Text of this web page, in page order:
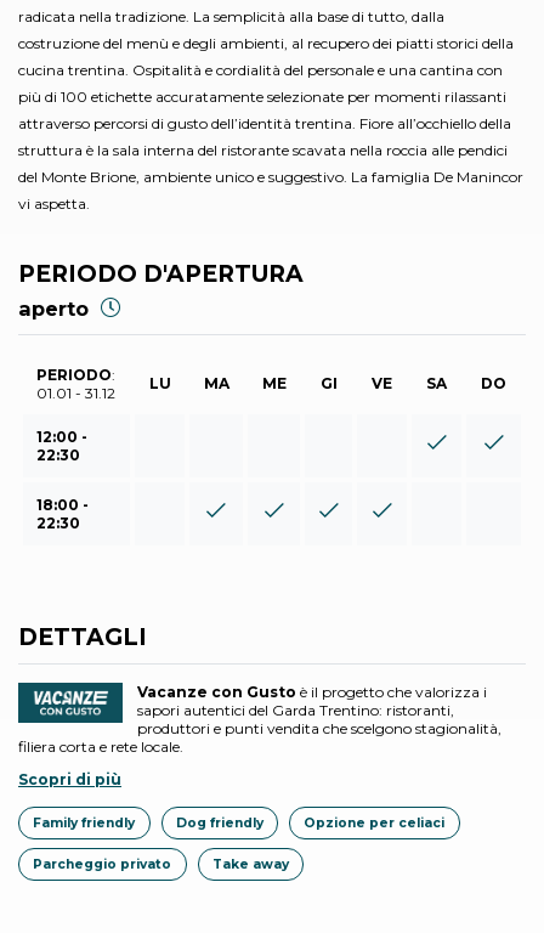
radicata nella tradizione. La semplicità alla base di tutto, dalla
costruzione del menù e degli ambienti, al recupero dei piatti storici della
cucina trentina. Ospitalità e cordialità del personale e una cantina con
più di 100 etichette accuratamente selezionate per momenti rilassanti
attraverso percorsi di gusto dell’identità trentina. Fiore all’occhiello della
struttura è la sala interna del ristorante scavata nella roccia alle pendici
del Monte Brione, ambiente unico e suggestivo. La famiglia De Manincor
vi aspetta.
PERIODO D'APERTURA
aperto
PERIODO:
01.01 - 31.12
LU MA ME GI VE SA DO
12:00 -
22:30
18:00 -
22:30
DETTAGLI
Vacanze con Gusto è il progetto che valorizza i
sapori autentici del Garda Trentino: ristoranti,
produttori e punti vendita che scelgono stagionalità,
filiera corta e rete locale.
Scopri di più
Family friendly Dog friendly Opzione per celiaci
Parcheggio privato Take away